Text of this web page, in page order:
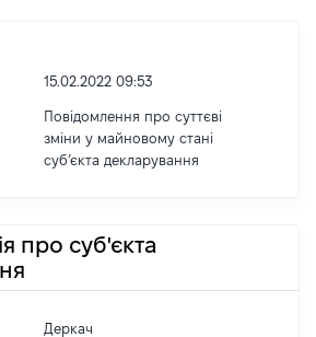
15.02.2022 09:53
Повідомлення про суттєві
зміни у майновому стані
субʼєкта декларування
про суб'єкта
Деркач